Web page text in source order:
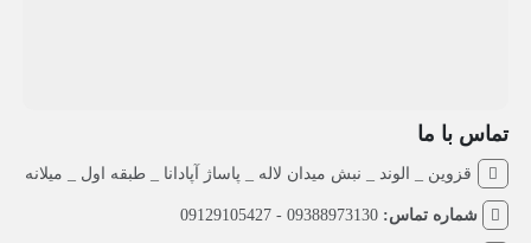
تماس با ما
قزوین _ الوند _ نبش میدان لاله _ پاساژ آپادانا _ طبقه اول _ میلانه
شماره تماس:09388973130 - 09129105427